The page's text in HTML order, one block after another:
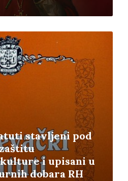
stavljeni pod
i upisani u
dobara RH